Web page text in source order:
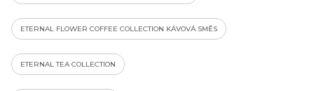
ETERNAL FLOWER COFFEE COLLECTION KÁVOVÁ SMĚS
ETERNAL TEA COLLECTION